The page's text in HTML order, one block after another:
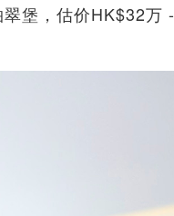
堡，估价HK$32万 -